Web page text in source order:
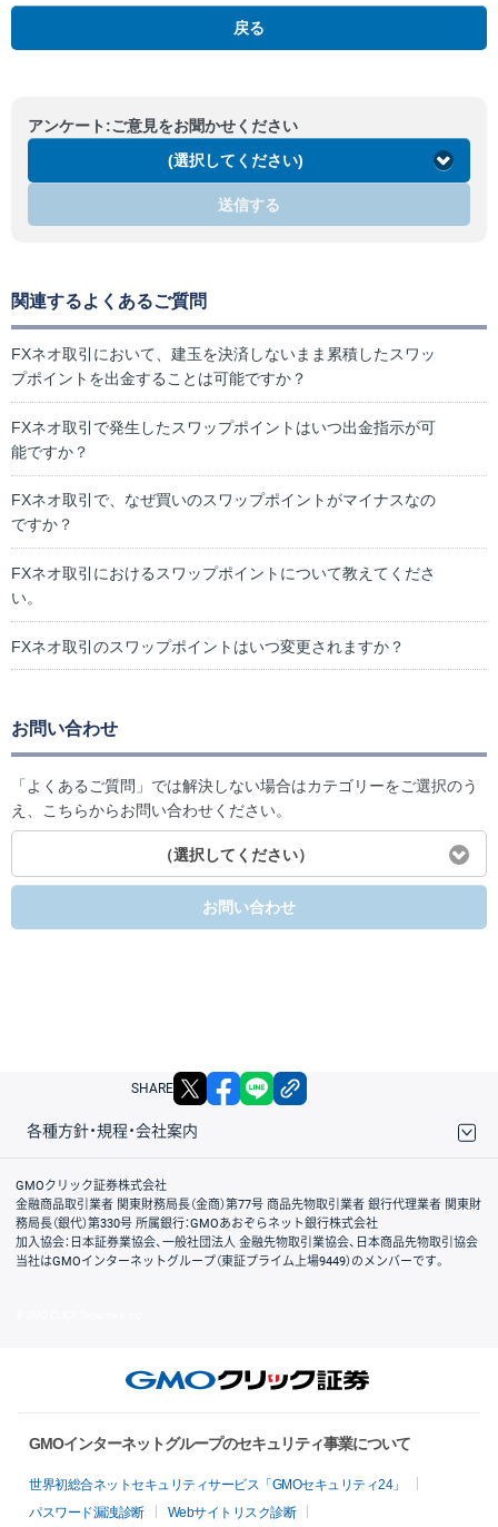
戻る
アンケート:ご意見をお聞かせください
(選択してください)
送信する
関連するよくあるご質問
FXネオ取引において、建玉を決済しないまま累積したスワッ
プポイントを出金することは可能ですか？
FXネオ取引で発生したスワップポイントはいつ出金指示が可
能ですか？
FXネオ取引で、なぜ買いのスワップポイントがマイナスなの
ですか？
FXネオ取引におけるスワップポイントについて教えてくださ
い。
FXネオ取引のスワップポイントはいつ変更されますか？
お問い合わせ
「よくあるご質問」では解決しない場合はカテゴリーをご選択のう
え、こちらからお問い合わせください。
（選択してください）
お問い合わせ
SHARE X facebook
各種方針・規程・会社案内
取引規程・約款
サイトマップ
その他のご案内
個人情報保護方針
最良執行方針
サイトのご利用について
ディスクレイマー
信託保全
リスク説明
会社案内
GMOクリック証券株式会社
金融商品取引業者 関東財務局長（金商）第77号 商品先物取引業者 銀行代理業者 関東財
務局長（銀代）第330号 所属銀行：GMOあおぞらネット銀行株式会社
加入協会：日本証券業協会、一般社団法人 金融先物取引業協会、日本商品先物取引協会
当社はGMOインターネットグループ（東証プライム上場9449）のメンバーです。
GMOインターネットグループのセキュリティ事業について
世界初総合ネットセキュリティサービス「GMOセキュリティ24」
パスワード漏洩診断
Webサイトリスク診断